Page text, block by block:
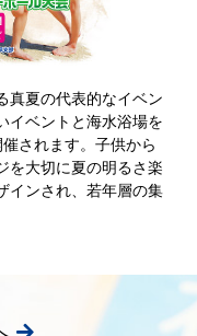
真夏の代表的なイベン
イベントと海水浴場を
されます。子供から
を大切に夏の明るさ楽
インされ、若年層の集